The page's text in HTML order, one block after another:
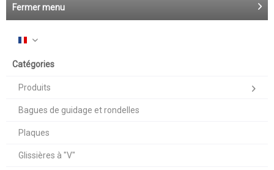
Fermer menu
Français
Catégories
Produits
Bagues de guidage et rondelles
Plaques
Glissières à "V"